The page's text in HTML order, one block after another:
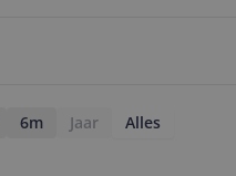
6m Jaar Alles